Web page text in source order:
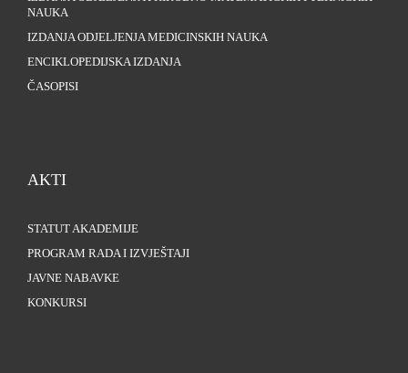
NAUKA
IZDANJA ODJELJENJA MEDICINSKIH NAUKA
ENCIKLOPEDIJSKA IZDANJA
ČASOPISI
AKTI
STATUT AKADEMIJE
PROGRAM RADA I IZVJEŠTAJI
JAVNE NABAVKE
KONKURSI